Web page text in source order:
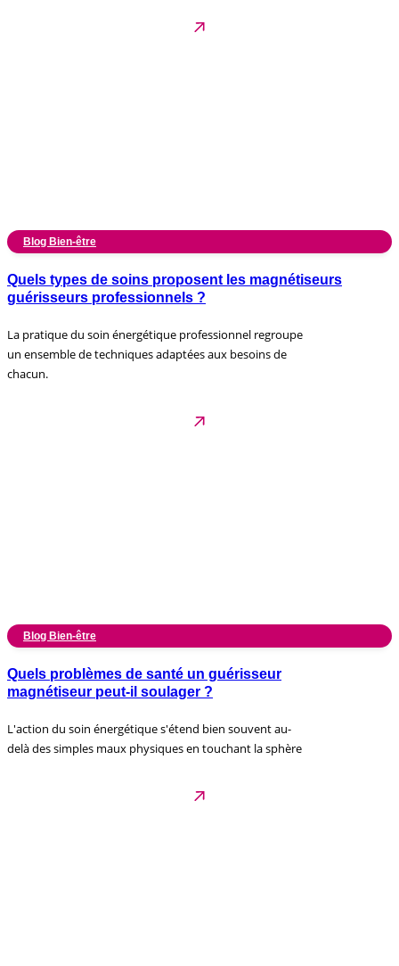
Blog Bien-être
Quels types de soins proposent les magnétiseurs
guérisseurs professionnels ?
La pratique du soin énergétique professionnel regroupe
un ensemble de techniques adaptées aux besoins de
chacun.
Blog Bien-être
Quels problèmes de santé un guérisseur
magnétiseur peut-il soulager ?
L'action du soin énergétique s'étend bien souvent au-
delà des simples maux physiques en touchant la sphère